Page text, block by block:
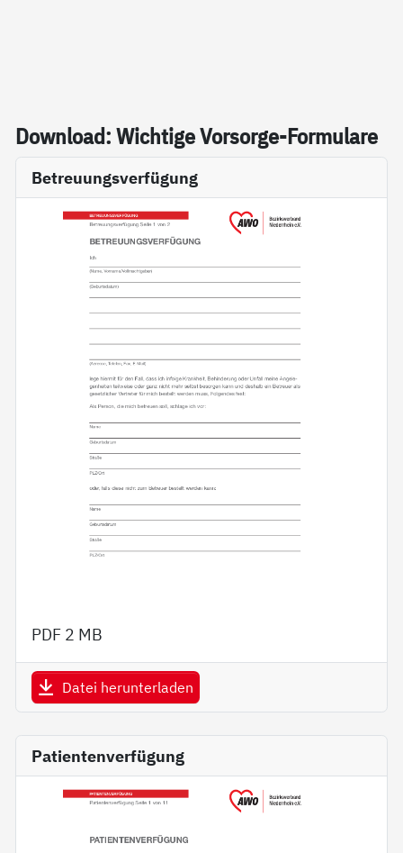
Down­load: Wich­ti­ge Vor­sor­ge-For­mu­la­re
Betreuungsverfügung
PDF 2 MB
Datei herunterladen
Patientenverfügung